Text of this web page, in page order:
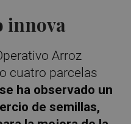
innova
Arroz
cuatro parcelas
ha observado un
de semillas,